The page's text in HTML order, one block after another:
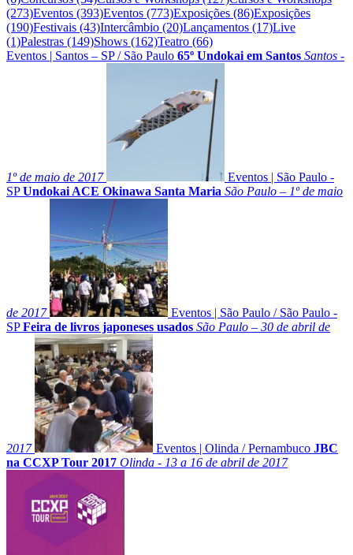
(273)Eventos (393)Eventos (773)Exposições (86)Exposições
(190)Festivais (43)Intercâmbio (20)Lançamentos (17)Live
(1)Palestras (149)Shows (162)Teatro (66)
Eventos | Santos – SP/ São Paulo 65º Undokai em Santos Santos -
1º de maio de 2017 Eventos | São Paulo -
SP Undokai ACE Okinawa Santa Maria São Paulo – 1º de maio
de 2017 Eventos | São Paulo / São Paulo -
SP Feira de livros japoneses usados São Paulo – 30 de abril de
2017 Eventos | Olinda /Pernambuco JBC
na CCXP Tour 2017 Olinda - 13 a 16 de abril de 2017